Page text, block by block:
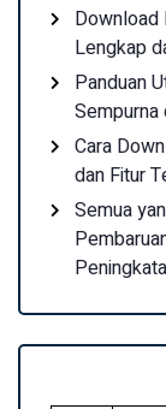
Download
Lengkap
Panduan
Cara
dan Fitur
Semua